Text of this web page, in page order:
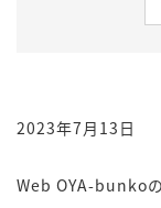
2023年7月13日
Web OYA-bunkoの